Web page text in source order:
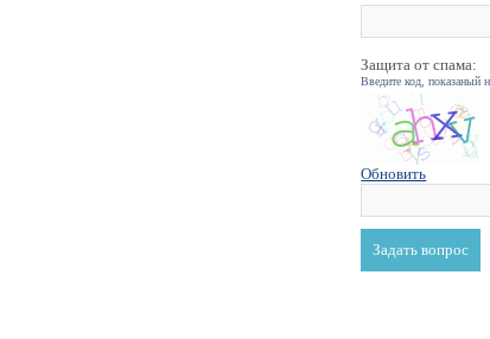
Защита от спама:
Введите код, показаный
Обновить